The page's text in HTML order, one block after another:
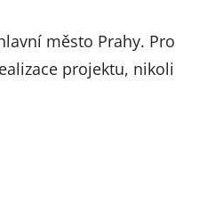
město Prahy. Pro
projektu, nikoli